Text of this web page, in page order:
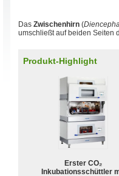
Das Zwischenhirn (
umschließt auf beiden Seiten
Produkt-Highlight
Erster CO₂
Inkubationsschüttler